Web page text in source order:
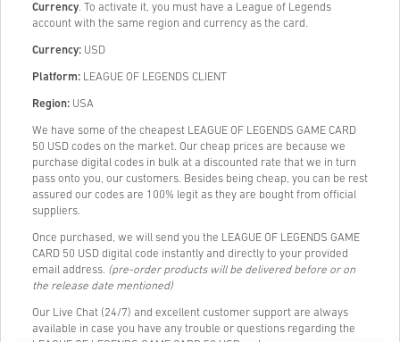
Currency. To activate it, you must have a League of Legends
account with the same region and currency as the card.
Currency: USD
Platform: LEAGUE OF LEGENDS CLIENT
Region: USA
We have some of the cheapest LEAGUE OF LEGENDS GAME CARD
50 USD codes on the market. Our cheap prices are because we
purchase digital codes in bulk at a discounted rate that we in turn
pass onto you, our customers. Besides being cheap, you can be rest
assured our codes are 100% legit as they are bought from official
suppliers.
Once purchased, we will send you the LEAGUE OF LEGENDS GAME
CARD 50 USD digital code instantly and directly to your provided
email address. (pre-order products will be delivered before or on
the release date mentioned)
Our Live Chat (24/7) and excellent customer support are always
available in case you have any trouble or questions regarding the